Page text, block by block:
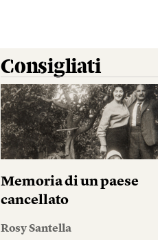
Consigliati
Memoria di un paese
cancellato
Rosy Santella